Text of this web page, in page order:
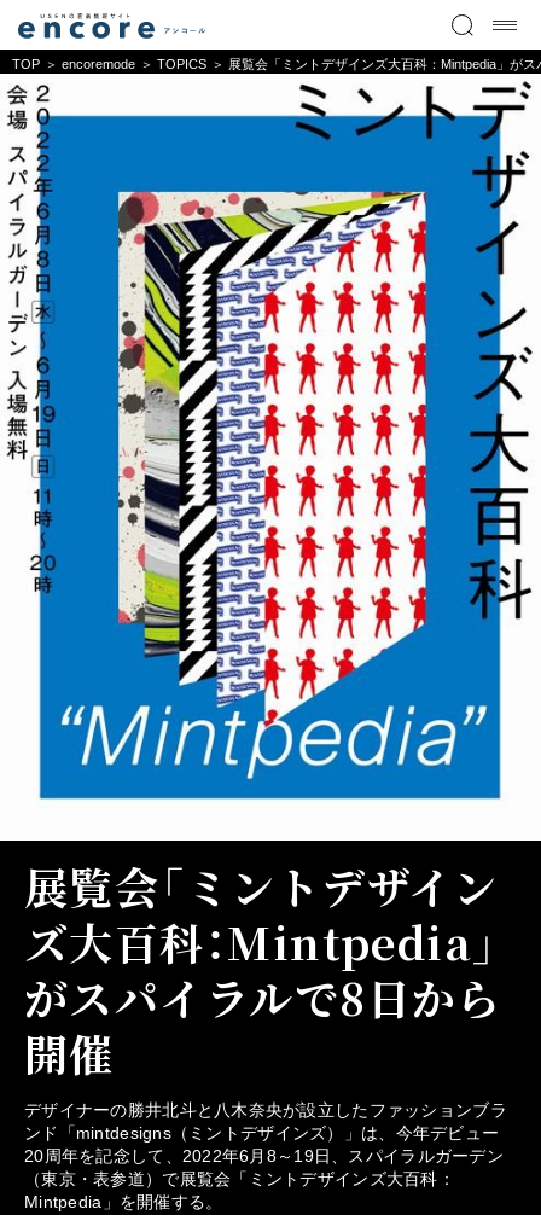
TOP encoremode TOPICS 展覧会「ミントデザインズ大百科：Mintpedia」が
展覧会「ミントデザイン
ズ大百科：Mintpedia」
がスパイラルで8日から
開催
デザイナーの勝井北斗と八木奈央が設立したファッションブラ
ンド「mintdesigns（ミントデザインズ）」は、今年デビュー
20周年を記念して、2022年6月8～19日、スパイラルガーデン
（東京・表参道）で展覧会「ミントデザインズ大百科：
Mintpedia」を開催する。